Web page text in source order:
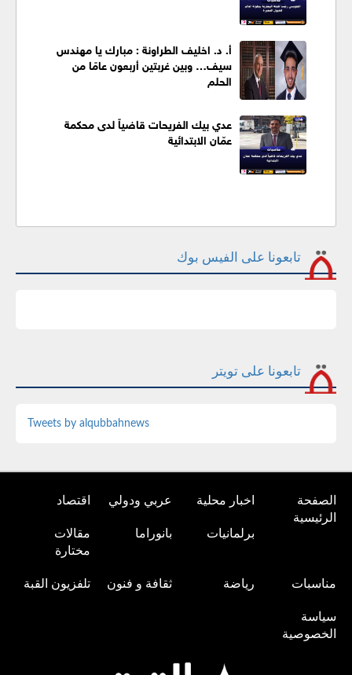
أ. د. اخليف الطراونة : مبارك يا مهندس
سيف… وبين غربتين أربعون عامًا من
الحلم
عدي بيك الفريحات قاضياً لدى محكمة
عمّان الابتدائية
تابعونا على الفيس بوك
تابعونا على تويتر
Tweets by alqubbahnews
الصفحة
الرئيسية
اخبار محلية عربي ودولي اقتصاد
برلمانيات بانوراما
مقالات
مختارة
مناسبات رياضة ثقافة و فنون تلفزيون القبة
سياسة
الخصوصية